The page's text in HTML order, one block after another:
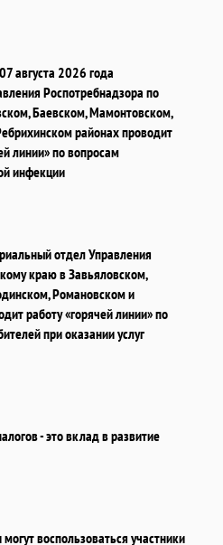
августа 2026 года
Роспотребнадзора по
Баевском, Мамонтовском,
районах проводит
линии» по вопросам
инфекции
отдел Управления
краю в Завьяловском,
Романовском и
работу «горячей линии» по
при оказании услуг
- это вклад в развитие
воспользоваться участники